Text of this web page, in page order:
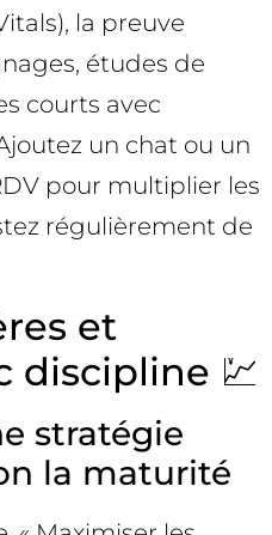
la preuve
études de
courts avec
un chat ou un
pour multiplier les
régulièrement de
et
discipline 💹
stratégie
la maturité